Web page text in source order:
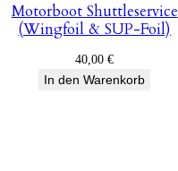
Motorboot Shuttleservice
(Wingfoil & SUP-Foil)
40,00€
In den Warenkorb